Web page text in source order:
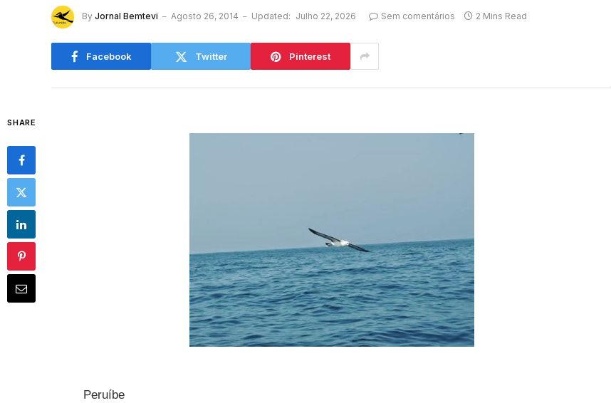
By Jornal Bemtevi Agosto 26, 2014 Updated: Julho 22, 2026 Sem comentários 2 Mins Read
Facebook Twitter Pinterest
SHARE
Peruíbe